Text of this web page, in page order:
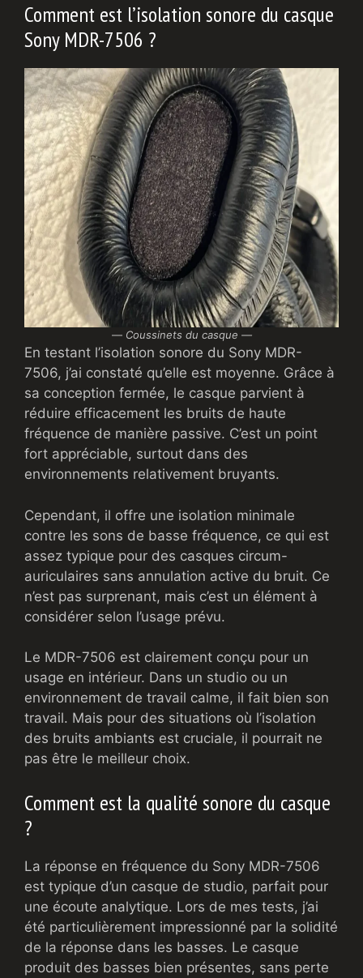
Comment est l’isolation sonore du casque
Sony MDR-7506 ?
— Coussinets du casque —
En testant l’isolation sonore du Sony MDR-
7506, j’ai constaté qu’elle est moyenne. Grâce à
sa conception fermée, le casque parvient à
réduire efficacement les bruits de haute
fréquence de manière passive. C’est un point
fort appréciable, surtout dans des
environnements relativement bruyants.
Cependant, il offre une isolation minimale
contre les sons de basse fréquence, ce qui est
assez typique pour des casques circum-
auriculaires sans annulation active du bruit. Ce
n’est pas surprenant, mais c’est un élément à
considérer selon l’usage prévu.
Le MDR-7506 est clairement conçu pour un
usage en intérieur. Dans un studio ou un
environnement de travail calme, il fait bien son
travail. Mais pour des situations où l’isolation
des bruits ambiants est cruciale, il pourrait ne
pas être le meilleur choix.
Comment est la qualité sonore du casque
?
La réponse en fréquence du Sony MDR-7506
est typique d’un casque de studio, parfait pour
une écoute analytique. Lors de mes tests, j’ai
été particulièrement impressionné par la solidité
de la réponse dans les basses. Le casque
produit des basses bien présentes, sans perte